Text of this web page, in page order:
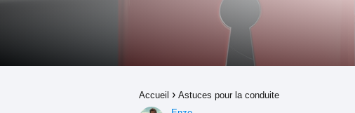
Accueil
Astuces pour la conduite